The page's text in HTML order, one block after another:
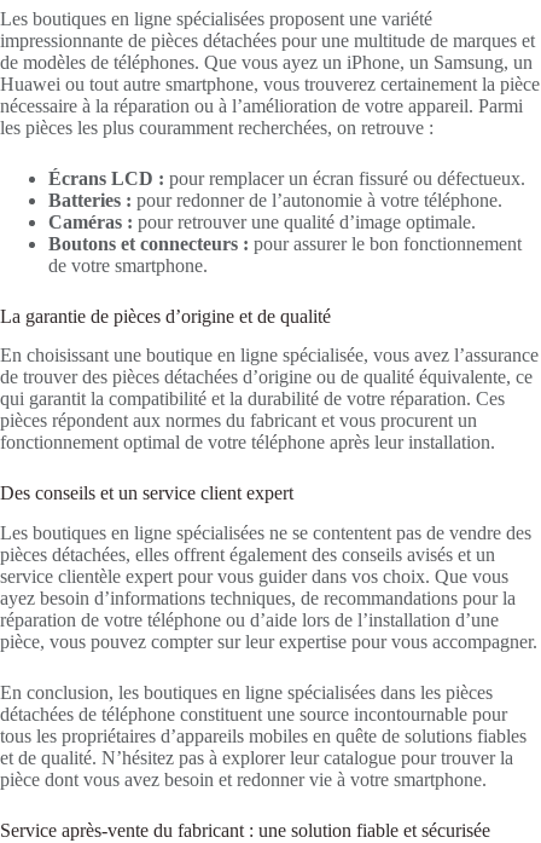
Les boutiques en ligne spécialisées proposent une variété
impressionnante de pièces détachées pour une multitude de marques et
de modèles de téléphones. Que vous ayez un iPhone, un Samsung, un
Huawei ou tout autre smartphone, vous trouverez certainement la pièce
nécessaire à la réparation ou à l’amélioration de votre appareil. Parmi
les pièces les plus couramment recherchées, on retrouve :
Écrans LCD : pour remplacer un écran fissuré ou défectueux.
Batteries : pour redonner de l’autonomie à votre téléphone.
Caméras : pour retrouver une qualité d’image optimale.
Boutons et connecteurs : pour assurer le bon fonctionnement
de votre smartphone.
La garantie de pièces d’origine et de qualité
En choisissant une boutique en ligne spécialisée, vous avez l’assurance
de trouver des pièces détachées d’origine ou de qualité équivalente, ce
qui garantit la compatibilité et la durabilité de votre réparation. Ces
pièces répondent aux normes du fabricant et vous procurent un
fonctionnement optimal de votre téléphone après leur installation.
Des conseils et un service client expert
Les boutiques en ligne spécialisées ne se contentent pas de vendre des
pièces détachées, elles offrent également des conseils avisés et un
service clientèle expert pour vous guider dans vos choix. Que vous
ayez besoin d’informations techniques, de recommandations pour la
réparation de votre téléphone ou d’aide lors de l’installation d’une
pièce, vous pouvez compter sur leur expertise pour vous accompagner.
En conclusion, les boutiques en ligne spécialisées dans les pièces
détachées de téléphone constituent une source incontournable pour
tous les propriétaires d’appareils mobiles en quête de solutions fiables
et de qualité. N’hésitez pas à explorer leur catalogue pour trouver la
pièce dont vous avez besoin et redonner vie à votre smartphone.
Service après-vente du fabricant : une solution fiable et sécurisée